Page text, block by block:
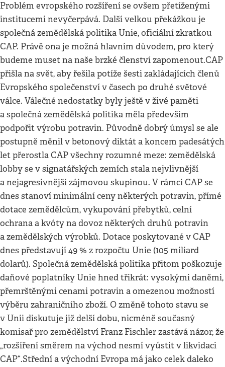
Problém evropského rozšíření se ovšem přetíženými
institucemi nevyčerpává. Další velkou překážkou je
společná zemědělská politika Unie, oficiální zkratkou
CAP. Právě ona je možná hlavním důvodem, pro který
budeme muset na naše brzké členství zapomenout.CAP
přišla na svět, aby řešila potíže šesti zakládajících členů
Evropského společenství v časech po druhé světové
válce. Válečné nedostatky byly ještě v živé paměti
a společná zemědělská politika měla především
podpořit výrobu potravin. Původně dobrý úmysl se ale
postupně měnil v betonový diktát a koncem padesátých
let přerostla CAP všechny rozumné meze: zemědělská
lobby se v signatářských zemích stala nejvlivnější
a nejagresivnější zájmovou skupinou. V rámci CAP se
dnes stanoví minimální ceny některých potravin, přímé
dotace zemědělcům, vykupování přebytků, celní
ochrana a kvóty na dovoz některých druhů potravin
a zemědělských výrobků. Dotace poskytované v CAP
dnes představují 49 % z rozpočtu Unie (105 miliard
dolarů). Společná zemědělská politika přitom poškozuje
daňové poplatníky Unie hned třikrát: vysokými daněmi,
přemrštěnými cenami potravin a omezenou možností
výběru zahraničního zboží. O změně tohoto stavu se
v Unii diskutuje již delší dobu, nicméně současný
komisař pro zemědělství Franz Fischler zastává názor, že
„rozšíření směrem na východ nesmí vyústit v likvidaci
CAP“.Střední a východní Evropa má jako celek daleko